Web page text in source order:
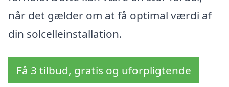
når det gælder om at få optimal værdi af
din solcelleinstallation.
Få 3 tilbud, gratis og uforpligtende